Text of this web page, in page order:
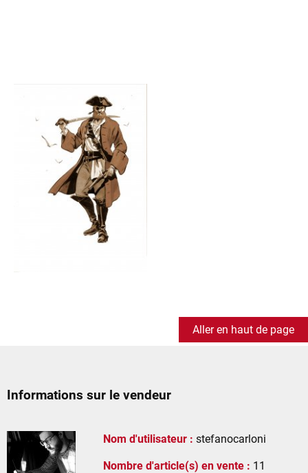
Aller en haut de page
Informations sur le vendeur
Nom d'utilisateur : stefanocarloni
Nombre d'article(s) en vente : 11